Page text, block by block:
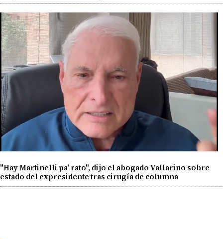
"Hay Martinelli pa' rato", dijo el abogado Vallarino sobre
estado del expresidente tras cirugía de columna